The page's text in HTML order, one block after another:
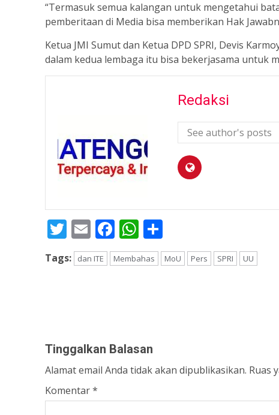
“Termasuk semua kalangan untuk mengetahui
pemberitaan di Media bisa memberikan Hak
Ketua JMI Sumut dan Ketua DPD SPRI, Devis
dalam kedua lembaga itu bisa bekerjasama untuk
Redaksi
See author's posts
Twitter
EmailFacebook
WhatsApp
Tags: dan ITE Membahas MoU Pers SPRI UU
Tinggalkan Balasan
Alamat email Anda tidak akan dipublikasikan. Ruas
Komentar*